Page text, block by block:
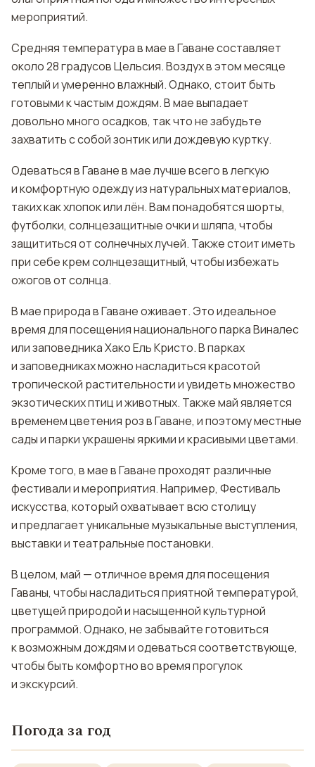
мероприятий.
Средняя температура в мае в Гаване составляет
около 28 градусов Цельсия. Воздух в этом месяце
теплый и умеренно влажный. Однако, стоит быть
готовыми к частым дождям. В мае выпадает
довольно много осадков, так что не забудьте
захватить с собой зонтик или дождевую куртку.
Одеваться в Гаване в мае лучше всего в легкую
и комфортную одежду из натуральных материалов,
таких как хлопок или лён. Вам понадобятся шорты,
футболки, солнцезащитные очки и шляпа, чтобы
защититься от солнечных лучей. Также стоит иметь
при себе крем солнцезащитный, чтобы избежать
ожогов от солнца.
В мае природа в Гаване оживает. Это идеальное
время для посещения национального парка Виналес
или заповедника Хако Ель Кристо. В парках
и заповедниках можно насладиться красотой
тропической растительности и увидеть множество
экзотических птиц и животных. Также май является
временем цветения роз в Гаване, и поэтому местные
сады и парки украшены яркими и красивыми цветами.
Кроме того, в мае в Гаване проходят различные
фестивали и мероприятия. Например, Фестиваль
искусства, который охватывает всю столицу
и предлагает уникальные музыкальные выступления,
выставки и театральные постановки.
В целом, май — отличное время для посещения
Гаваны, чтобы насладиться приятной температурой,
цветущей природой и насыщенной культурной
программой. Однако, не забывайте готовиться
к возможным дождям и одеваться соответствующе,
чтобы быть комфортно во время прогулок
и экскурсий.
Погода за год